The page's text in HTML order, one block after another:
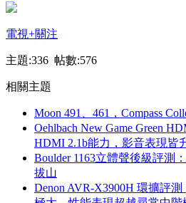
電視+關注
主題:336 帖數:576
相關主題
Moon 491、461，Compass
Oehlbach New Game Green
HDMI 2.1b能力，影音表現皆
Boulder 1163立體聲後級評測
拔山
Denon AVR-X3900H 環擴評